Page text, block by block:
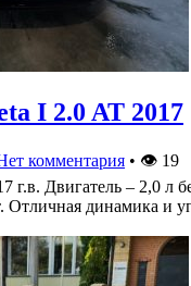
I 2.0 AT 2017
комментария • 👁 19
г.в. Двигатель – 2,0 л
Отличная динамика и